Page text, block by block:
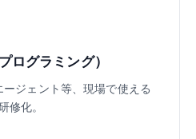
ログラミング）
ジェント等、現場で使える
修化。